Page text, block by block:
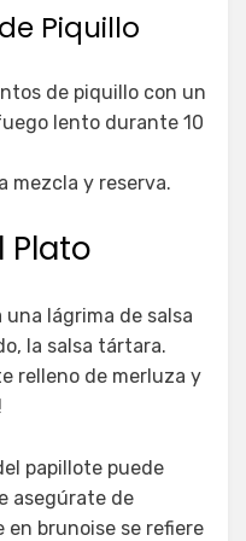
Piquillo
de piquillo con un
lento durante 10
mezcla y reserva.
Plato
lágrima de salsa
la salsa tártara.
relleno de merluza y
papillote puede
asegúrate de
brunoise se refiere